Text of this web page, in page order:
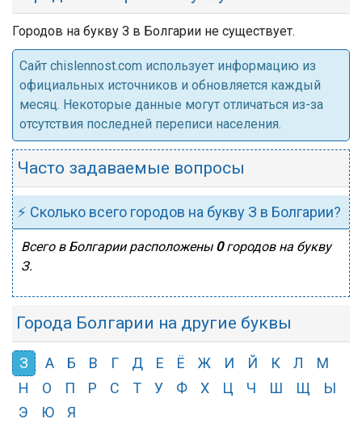
Городов на букву З в Болгарии не существует.
Cайт chislennost.com использует информацию из
официальных источников и обновляется каждый
месяц. Некоторые данные могут отличаться из-за
отсутствия последней переписи населения.
Часто задаваемые вопросы
⚡ Сколько всего городов на букву З в Болгарии?
Всего в Болгарии расположены 0городов на букву
З.
Города Болгарии на другие буквы
З А Б В Г Д Е Ё Ж И Й К Л
М
Н
О П Р С Т У Ф Х Ц Ч Ш Щ
Ы
Э
Ю Я